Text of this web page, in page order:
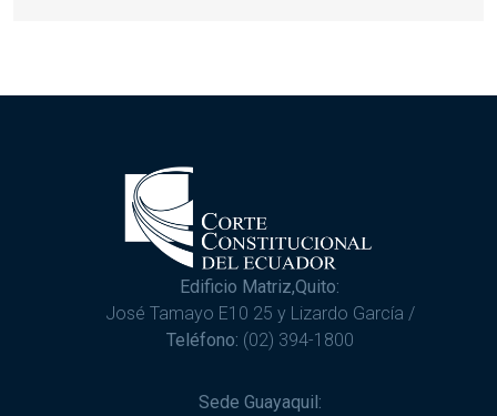
Edificio Matriz,Quito:
José Tamayo E10 25 y Lizardo García /
Teléfono: (02) 394-1800
Sede Guayaquil: